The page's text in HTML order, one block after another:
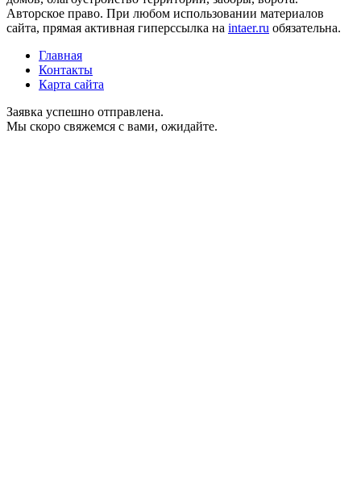
Авторское право. При любом использовании материалов
сайта, прямая активная гиперссылка на intaer.ru обязательна.
Главная
Контакты
Карта сайта
Заявка успешно отправлена.
Мы скоро свяжемся с вами, ожидайте.